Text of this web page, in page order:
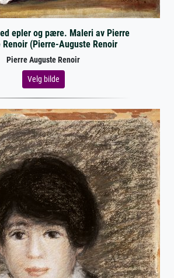
epler og pære. Maleri av Pierre
Renoir (Pierre-Auguste Renoir
Pierre Auguste Renoir
Velg bilde